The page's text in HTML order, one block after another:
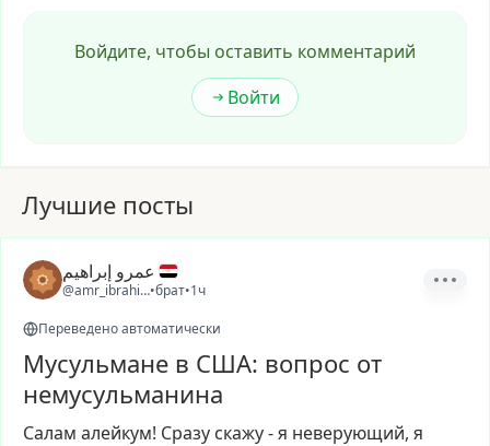
Войдите, чтобы оставить комментарий
Войти
Лучшие посты
عمرو إبراهيم
@amr_ibrahim1
•брат•1ч
Переведено автоматически
Мусульмане в США: вопрос от
немусульманина
Салам алейкум! Сразу скажу-я неверующий, я